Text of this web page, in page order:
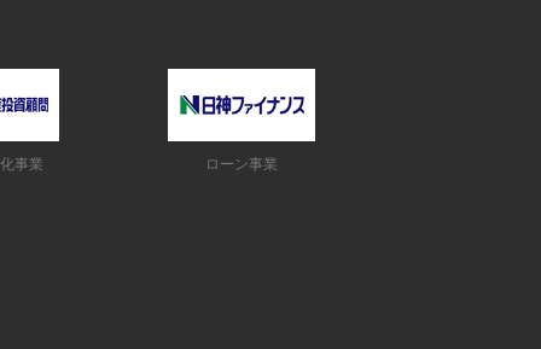
事業 ローン事業